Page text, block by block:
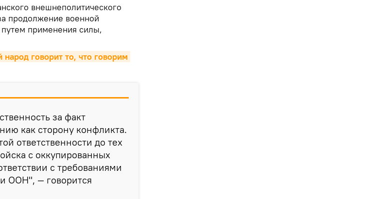
внешнеполитического
продолжение военной
применения силы,
говорит то, что говорим
за факт
как сторону конфликта.
ответственности до тех
с оккупированных
с требованиями
ООН", — говорится